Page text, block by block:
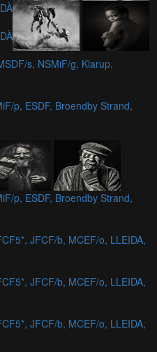
s, NSMiF/g, Klarup,
p, ESDF, Broendby Strand,
p, ESDF, Broendby Strand,
JFCF/b, MCEF/o, LLEIDA,
JFCF/b, MCEF/o, LLEIDA,
JFCF/b, MCEF/o, LLEIDA,